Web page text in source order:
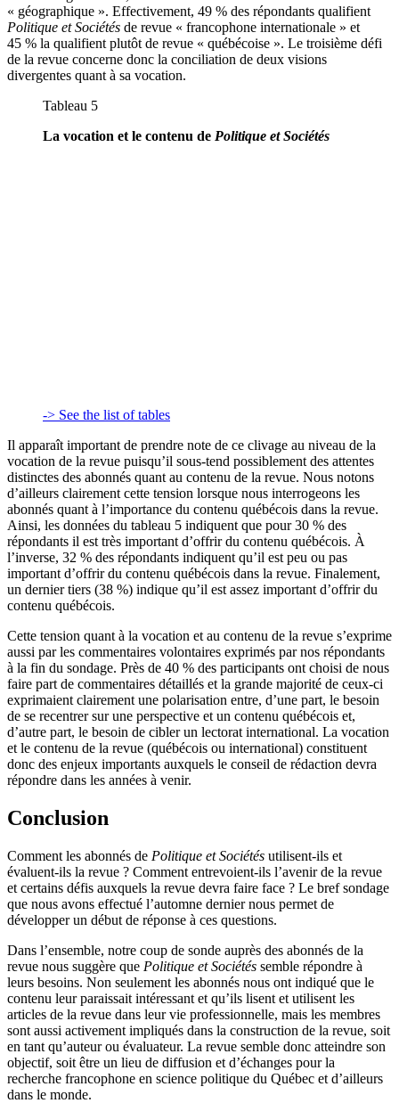
« géographique ». Effectivement, 49 % des répondants qualifient
Politique et Sociétés de revue « francophone internationale » et
45 % la qualifient plutôt de revue « québécoise ». Le troisième défi
de la revue concerne donc la conciliation de deux visions
divergentes quant à sa vocation.
Tableau 5
La vocation et le contenu de Politique et Sociétés
-> See the list of tables
Il apparaît important de prendre note de ce clivage au niveau de la
vocation de la revue puisqu’il sous-tend possiblement des attentes
distinctes des abonnés quant au contenu de la revue. Nous notons
d’ailleurs clairement cette tension lorsque nous interrogeons les
abonnés quant à l’importance du contenu québécois dans la revue.
Ainsi, les données du tableau 5 indiquent que pour 30 % des
répondants il est très important d’offrir du contenu québécois. À
l’inverse, 32 % des répondants indiquent qu’il est peu ou pas
important d’offrir du contenu québécois dans la revue. Finalement,
un dernier tiers (38 %) indique qu’il est assez important d’offrir du
contenu québécois.
Cette tension quant à la vocation et au contenu de la revue s’exprime
aussi par les commentaires volontaires exprimés par nos répondants
à la fin du sondage. Près de 40 % des participants ont choisi de nous
faire part de commentaires détaillés et la grande majorité de ceux-ci
exprimaient clairement une polarisation entre, d’une part, le besoin
de se recentrer sur une perspective et un contenu québécois et,
d’autre part, le besoin de cibler un lectorat international. La vocation
et le contenu de la revue (québécois ou international) constituent
donc des enjeux importants auxquels le conseil de rédaction devra
répondre dans les années à venir.
Conclusion
Comment les abonnés de Politique et Sociétés utilisent-ils et
évaluent-ils la revue ? Comment entrevoient-ils l’avenir de la revue
et certains défis auxquels la revue devra faire face ? Le bref sondage
que nous avons effectué l’automne dernier nous permet de
développer un début de réponse à ces questions.
Dans l’ensemble, notre coup de sonde auprès des abonnés de la
revue nous suggère que Politique et Sociétés semble répondre à
leurs besoins. Non seulement les abonnés nous ont indiqué que le
contenu leur paraissait intéressant et qu’ils lisent et utilisent les
articles de la revue dans leur vie professionnelle, mais les membres
sont aussi activement impliqués dans la construction de la revue, soit
en tant qu’auteur ou évaluateur. La revue semble donc atteindre son
objectif, soit être un lieu de diffusion et d’échanges pour la
recherche francophone en science politique du Québec et d’ailleurs
dans le monde.